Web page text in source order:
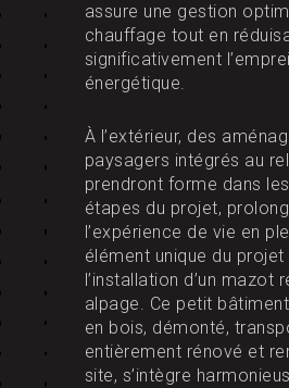
assure une gestion
chauffage tout en
significativement
énergétique.
À l’extérieur, des
paysagers intégrés au
prendront forme dans
étapes du projet,
l’expérience de vie en
élément unique du projet
l’installation d’un mazot
alpage. Ce petit
en bois, démonté,
entièrement rénové et
site, s’intègre